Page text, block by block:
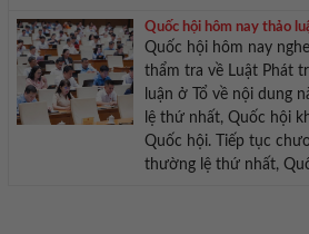
Quốc hội hôm nay thảo
Quốc hội hôm nay
thẩm tra về Luật Phát
luận ở Tổ về nội dung
lệ thứ nhất, Quốc hội
Quốc hội. Tiếp tục
thường lệ thứ nhất,